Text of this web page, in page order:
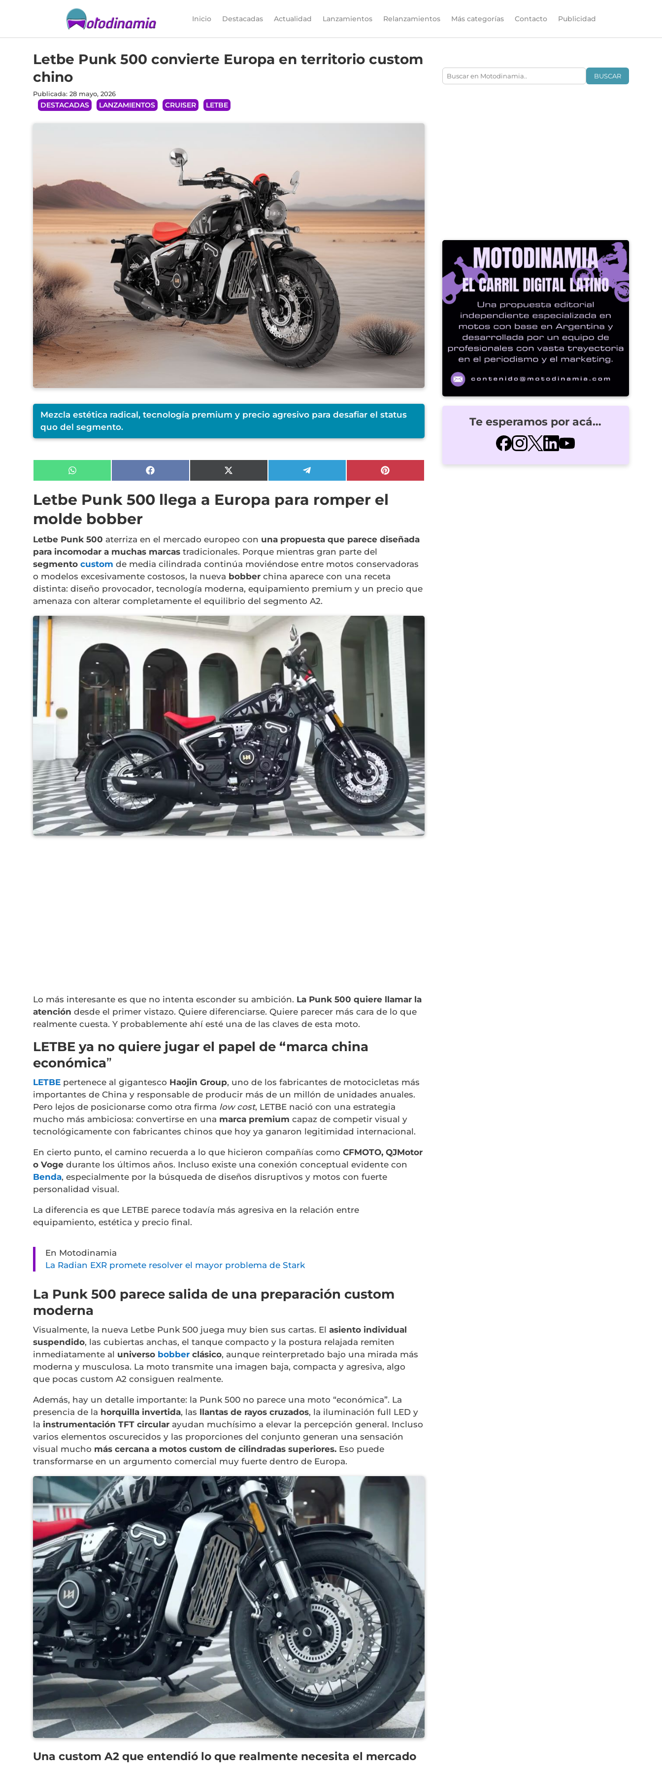
Inicio Destacadas Actualidad Lanzamientos Relanzamientos Más categorías Contacto Publicidad
Letbe Punk 500 convierte Europa en territorio custom
chino
Publicada: 28 mayo, 2026
DESTACADAS LANZAMIENTOS CRUISER LETBE
Mezcla estética radical, tecnología premium y precio agresivo para desafiar el status
quo del segmento.
Compartir
en
Compartir
en
Compartir
en
(Twitter)
Compartir
en
Compartir
en
Letbe Punk 500 llega a Europa para romper el
molde bobber
Letbe Punk 500 aterriza en el mercado europeo con una propuesta que parece diseñada
para incomodar a muchas marcas tradicionales. Porque mientras gran parte del
segmentocustom de media cilindrada continúa moviéndose entre motos conservadoras
o modelos excesivamente costosos, la nueva bobber china aparece con una receta
distinta: diseño provocador, tecnología moderna, equipamiento premium y un precio que
amenaza con alterar completamente el equilibrio del segmento A2.
Lo más interesante es que no intenta esconder su ambición. La Punk 500 quiere llamar la
atención desde el primer vistazo. Quiere diferenciarse. Quiere parecer más cara de lo que
realmente cuesta. Y probablemente ahí esté una de las claves de esta moto.
LETBE ya no quiere jugar el papel de “marca china
económica”
LETBE pertenece al gigantesco Haojin Group, uno de los fabricantes de motocicletas más
importantes de China y responsable de producir más de un millón de unidades anuales.
Pero lejos de posicionarse como otra firma low cost, LETBE nació con una estrategia
mucho más ambiciosa: convertirse en una marca premium capaz de competir visual y
tecnológicamente con fabricantes chinos que hoy ya ganaron legitimidad internacional.
En cierto punto, el camino recuerda a lo que hicieron compañías comoCFMOTO,QJMotor
oVoge durante los últimos años. Incluso existe una conexión conceptual evidente con
Benda, especialmente por la búsqueda de diseños disruptivos y motos con fuerte
personalidad visual.
La diferencia es que LETBE parece todavía más agresiva en la relación entre
equipamiento, estética y precio final.
En Motodinamia
La Radian EXR promete resolver el mayor problema de Stark
La Punk 500 parece salida de una preparación custom
moderna
Visualmente, la nueva Letbe Punk 500 juega muy bien sus cartas. Elasiento individual
suspendido, las cubiertas anchas, el tanque compacto y la postura relajada remiten
inmediatamente al universo bobber clásico, aunque reinterpretado bajo una mirada más
moderna y musculosa. La moto transmite una imagen baja, compacta y agresiva, algo
que pocas custom A2 consiguen realmente.
Además, hay un detalle importante: la Punk 500 no parece una moto “económica”. La
presencia de la horquilla invertida, las llantas de rayos cruzados, la iluminación full LED y
la instrumentación TFT circular ayudan muchísimo a elevar la percepción general. Incluso
varios elementos oscurecidos y las proporciones del conjunto generan una sensación
visual mucho más cercana a motos custom de cilindradas superiores. Eso puede
transformarse en un argumento comercial muy fuerte dentro de Europa.
Una custom A2 que entendió lo que realmente necesita el mercado
BUSCAR
Te esperamos por acá…